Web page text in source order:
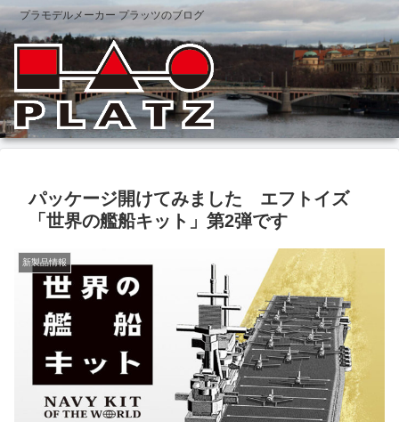
プラモデルメーカー プラッツのブログ
パッケージ開けてみました エフトイズ
「世界の艦船キット」第2弾です
新製品情報